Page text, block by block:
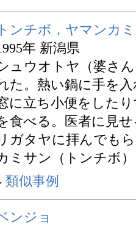
トンチボ，ヤマンカ
年 新潟県
ュウオトヤ（婆さ
た。熱い鍋に手を
に立ち小便をした
食べる。医者に見
ガタヤに拝んでも
ミサン（トンチボ
類似事例
ンジョ